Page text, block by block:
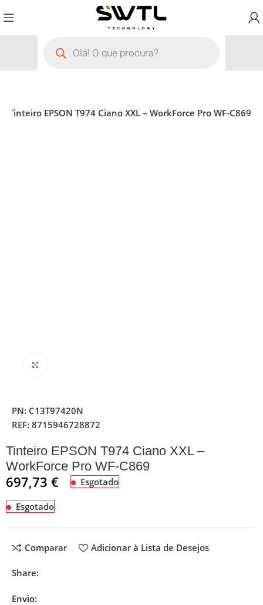
Tinteiro EPSON T974 Ciano XXL – WorkForce Pro WF-C869
PN: C13T97420N
REF:8715946728872
Tinteiro EPSON T974 Ciano XXL –
WorkForce Pro WF-C869
697,73€ Esgotado
Esgotado
Comparar Adicionar à Lista de Desejos
Share:
Envio: